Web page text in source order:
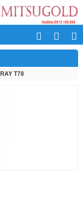
RAY T78